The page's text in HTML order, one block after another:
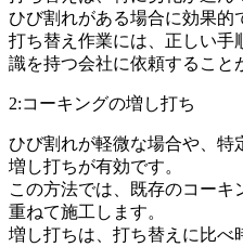
ひび割れがある場合に効果的
打ち替え作業には、正しい手
識を持つ会社に依頼すること
2:コーキングの増し打ち
ひび割れが軽微な場合や、特
増し打ちが有効です。
この方法では、既存のコー
重ねて施工します。
増し打ちは、打ち替えに比べ